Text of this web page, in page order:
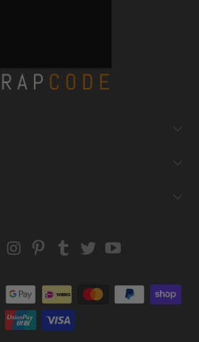
Strapcode
Facebook
Strapcode
Instagram
Strapcode
Pinterest
Strapcode
Tumblr
Strapcode
TwitterYouTube